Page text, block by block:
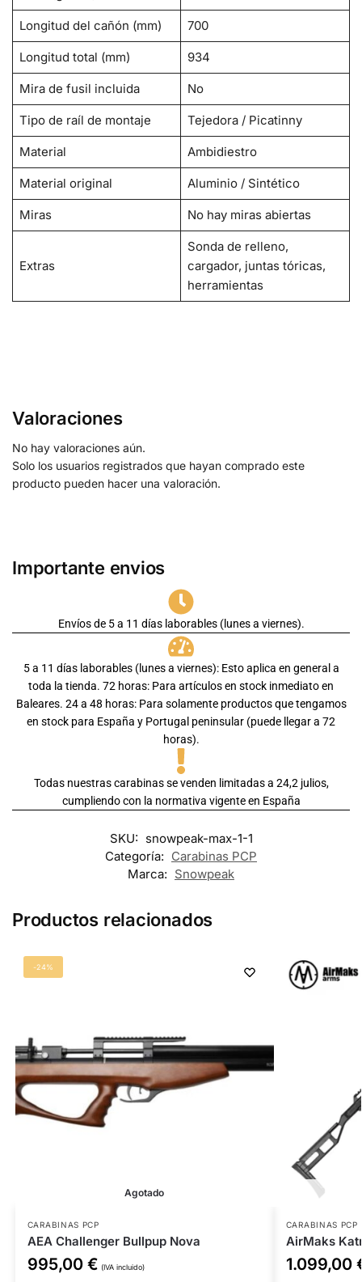
Longitud del cañón (mm) 700
Longitud total (mm) 934
Mira de fusil incluida No
Tipo de raíl de montaje Tejedora / Picatinny
Material Ambidiestro
Material original Aluminio / Sintético
Miras No hay miras abiertas
Extras
Sonda de relleno,
cargador, juntas tóricas,
herramientas
Valoraciones
No hay valoraciones aún.
Solo los usuarios registrados que hayan comprado este
producto pueden hacer una valoración.
Importante envios
Envíos de 5 a 11 días laborables (lunes a viernes).
5 a 11 días laborables (lunes a viernes): Esto aplica en general a
toda la tienda. 72 horas: Para artículos en stock inmediato en
Baleares. 24 a 48 horas: Para solamente productos que tengamos
en stock para España y Portugal peninsular (puede llegar a 72
horas).
Todas nuestras carabinas se venden limitadas a 24,2 julios,
cumpliendo con la normativa vigente en España
SKU: snowpeak-max-1-1
Categoría: Carabinas PCP
Marca: Snowpeak
Productos relacionados
-24%
Agotado
CARABINAS PCP
AEA Challenger Bullpup Nova
995,00 € (IVA incluido)
CARABINAS PCP
AirMaks
1.099,00